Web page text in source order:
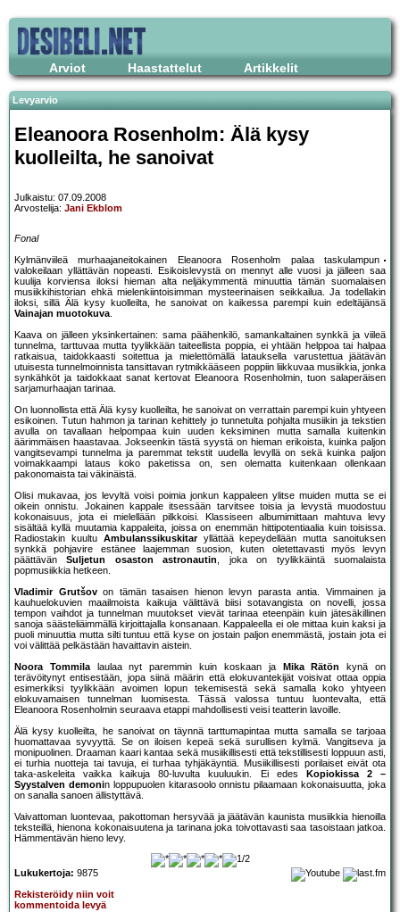
Arviot Haastattelut Artikkelit
Levyarvio
Eleanoora Rosenholm: Älä kysy
kuolleilta, he sanoivat
Julkaistu: 07.09.2008
Arvostelija: Jani Ekblom
Fonal
Kylmänviileä murhaajaneitokainen Eleanoora Rosenholm palaa taskulampun
valokeilaan yllättävän nopeasti. Esikoislevystä on mennyt alle vuosi ja jälleen saa
kuulija korviensa iloksi hieman alta neljäkymmentä minuuttia tämän suomalaisen
musiikkihistorian ehkä mielenkiintoisimman mysteerinaisen seikkailua. Ja todellakin
iloksi, sillä Älä kysy kuolleilta, he sanoivat on kaikessa parempi kuin edeltäjänsä
Vainajan muotokuva.
Kaava on jälleen yksinkertainen: sama päähenkilö, samankaltainen synkkä ja viileä
tunnelma, tarttuvaa mutta tyylikkään taiteellista poppia, ei yhtään helppoa tai halpaa
ratkaisua, taidokkaasti soitettua ja mielettömällä latauksella varustettua jäätävän
utuisesta tunnelmoinnista tansittavan rytmikkääseen poppiin liikkuvaa musiikkia, jonka
synkähköt ja taidokkaat sanat kertovat Eleanoora Rosenholmin, tuon salaperäisen
sarjamurhaajan tarinaa.
On luonnollista että Älä kysy kuolleilta, he sanoivat on verrattain parempi kuin yhtyeen
esikoinen. Tutun hahmon ja tarinan kehittely jo tunnetulta pohjalta musiikin ja tekstien
avulla on tavallaan helpompaa kuin uuden keksiminen mutta samalla kuitenkin
äärimmäisen haastavaa. Jokseenkin tästä syystä on hieman erikoista, kuinka paljon
vangitsevampi tunnelma ja paremmat tekstit uudella levyllä on sekä kuinka paljon
voimakkaampi lataus koko paketissa on, sen olematta kuitenkaan ollenkaan
pakonomaista tai väkinäistä.
Olisi mukavaa, jos levyltä voisi poimia jonkun kappaleen ylitse muiden mutta se ei
oikein onnistu. Jokainen kappale itsessään tarvitsee toisia ja levystä muodostuu
kokonaisuus, jota ei mielellään pilkkoisi. Klassiseen albumimittaan mahtuva levy
sisältää kyllä muutamia kappaleita, joissa on enemmän hittipotentiaalia kuin toisissa.
Radiostakin kuultu Ambulanssikuskitaryllättää kepeydellään mutta sanoituksen
synkkä pohjavire estänee laajemman suosion, kuten oletettavasti myös levyn
päättävänSuljetun osaston astronautin, joka on tyylikkäintä suomalaista
popmusiikkia hetkeen.
Vladimir Grutšovon tämän tasaisen hienon levyn parasta antia. Vimmainen ja
kauhuelokuvien maailmoista kaikuja välittävä biisi sotavangista on novelli, jossa
tempon vaihdot ja tunnelman muutokset vievät tarinaa eteenpäin kuin jätesäkillinen
sanoja säästeliäimmällä kirjoittajalla konsanaan. Kappaleella ei ole mittaa kuin kaksi ja
puoli minuuttia mutta silti tuntuu että kyse on jostain paljon enemmästä, jostain jota ei
voi välittää pelkästään havaittavin aistein.
Noora Tommilalaulaa nyt paremmin kuin koskaan ja Mika Rätön
kynä on
terävöitynyt entisestään, jopa siinä määrin että elokuvantekijät voisivat ottaa oppia
esimerkiksi tyylikkään avoimen lopun tekemisestä sekä samalla koko yhtyeen
elokuvamaisen tunnelman luomisesta. Tässä valossa tuntuu luontevalta, että
Eleanoora Rosenholmin seuraava etappi mahdollisesti veisi teatterin lavoille.
Älä kysy kuolleilta, he sanoivat on täynnä tarttumapintaa mutta samalla se tarjoaa
huomattavaa syvyyttä. Se on iloisen kepeä sekä surullisen kylmä. Vangitseva ja
monipuolinen. Draaman kaari kantaa sekä musiikillisesti että tekstillisesti loppuun asti,
ei turhia nuotteja tai tavuja, ei turhaa tyhjäkäyntiä. Musiikillisesti porilaiset eivät ota
taka-askeleita vaikka kaikuja 80-luvulta kuuluukin. Ei edes
Kopiokissa 2 –
Syystalven demonin loppupuolen kitarasoolo onnistu pilaamaan kokonaisuutta, joka
on sanalla sanoen ällistyttävä.
Vaivattoman luontevaa, pakottoman hersyvää ja jäätävän kaunista musiikkia hienoilla
teksteillä, hienona kokonaisuutena ja tarinana joka toivottavasti saa tasoistaan jatkoa.
Hämmentävän hieno levy.
Lukukertoja: 9875
Rekisteröidy niin voit
kommentoida levyä